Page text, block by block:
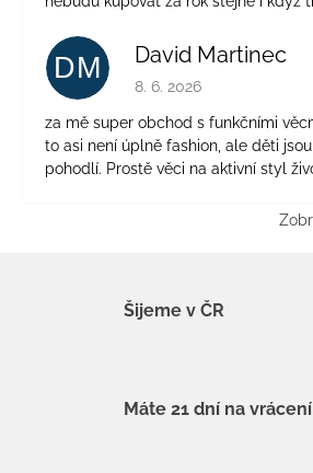
DM David Martinec
Hodnocení obchodu je 5
8. 6. 2026
za mě super obchod s funkčními
to asi není úplně fashion, ale děti
pohodlí. Prostě věci na aktivní styl
Šijeme v ČR
Máte 21 dní na vrácení